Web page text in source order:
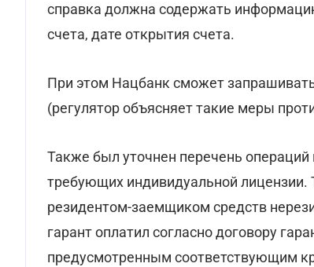
справка должна содержать
счета, дате открытия счета.
При этом Нацбанк сможет
(регулятор объясняет такие меры
Также был уточнен перечень
требующих индивидуальной
резидентом-заемщиком средств
гарант оплатил согласно договору
предусмотренным соответствующим